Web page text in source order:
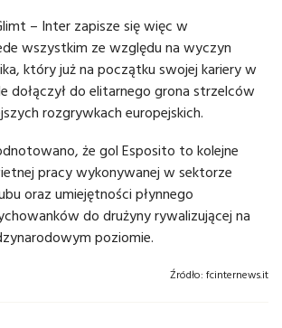
– Inter zapisze się więc w
wszystkim ze względu na wyczyn
który już na początku swojej kariery w
dołączył do elitarnego grona strzelców
rozgrywkach europejskich.
że gol Esposito to kolejne
pracy wykonywanej w sektorze
oraz umiejętności płynnego
do drużyny rywalizującej na
poziomie.
Źródło: fcinternews.it